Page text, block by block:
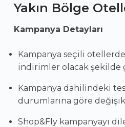
Yakın Bölge
Kampanya Detayları
Kampanya seçili
indirimler olacak şekilde
Kampanya dahilindeki
durumlarına göre
Shop&Fly kampanyayı